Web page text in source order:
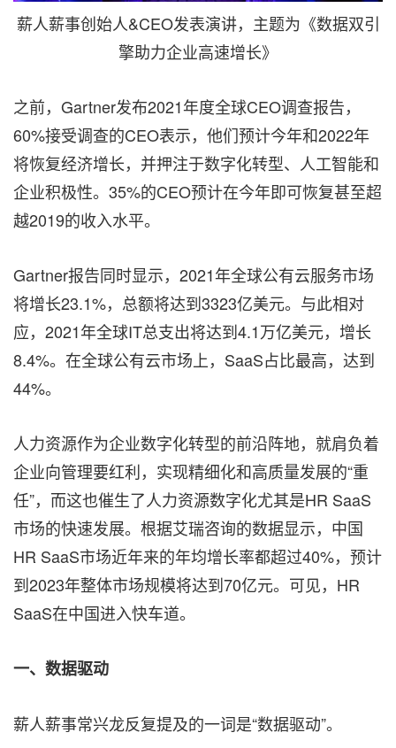
薪人薪事创始人&CEO发表演讲，主题为《数据双引
擎助力企业高速增长》
之前，Gartner发布2021年度全球CEO调查报告，
60%接受调查的CEO表示，他们预计今年和2022年
将恢复经济增长，并押注于数字化转型、人工智能和
企业积极性。35%的CEO预计在今年即可恢复甚至超
越2019的收入水平。
Gartner报告同时显示，2021年全球公有云服务市场
将增长23.1%，总额将达到3323亿美元。与此相对
应，2021年全球IT总支出将达到4.1万亿美元，增长
8.4%。在全球公有云市场上，SaaS占比最高，达到
44%。
人力资源作为企业数字化转型的前沿阵地，就肩负着
企业向管理要红利，实现精细化和高质量发展的“重
任”，而这也催生了人力资源数字化尤其是HR SaaS
市场的快速发展。根据艾瑞咨询的数据显示，中国
HR SaaS市场近年来的年均增长率都超过40%，预计
到2023年整体市场规模将达到70亿元。可见，HR
SaaS在中国进入快车道。
一、 数据驱动
薪人薪事常兴龙反复提及的一词是“数据驱动”。